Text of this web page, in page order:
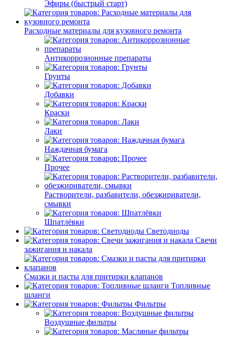
Эфиры (быстрый старт)
Расходные материалы для кузовного ремонта
Антикоррозионные препараты
Грунты
Добавки
Краски
Лаки
Наждачная бумага
Прочее
Растворители, разбавители, обезжириватели,
смывки
Шпатлёвки
Светодиоды
Свечи
зажигания и накала
Смазки и пасты для притирки клапанов
Топливные
шланги
Фильтры
Воздушные фильтры